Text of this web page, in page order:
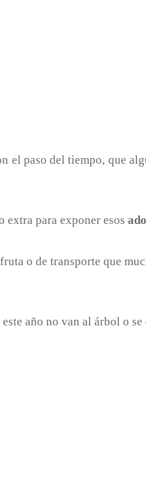
el paso del tiempo, que
extra para exponer esos
o de transporte que
este año no van al árbol o